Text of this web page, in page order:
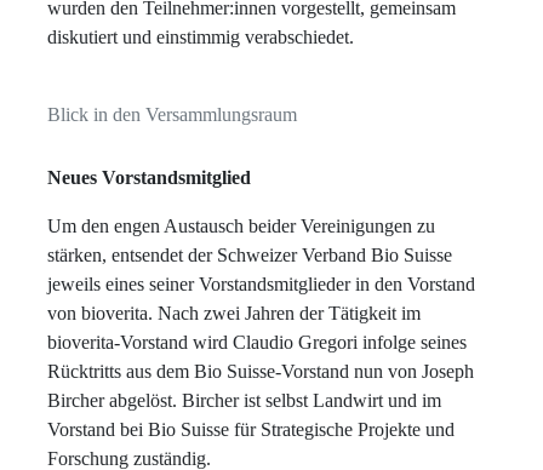
wurden den Teilnehmer:innen vorgestellt, gemeinsam
diskutiert und einstimmig verabschiedet.
Blick in den Versammlungsraum
Neues Vorstandsmitglied
Um den engen Austausch beider Vereinigungen zu
stärken, entsendet der Schweizer Verband Bio Suisse
jeweils eines seiner Vorstandsmitglieder in den Vorstand
von bioverita. Nach zwei Jahren der Tätigkeit im
bioverita-Vorstand wird Claudio Gregori infolge seines
Rücktritts aus dem Bio Suisse-Vorstand nun von Joseph
Bircher abgelöst. Bircher ist selbst Landwirt und im
Vorstand bei Bio Suisse für Strategische Projekte und
Forschung zuständig.